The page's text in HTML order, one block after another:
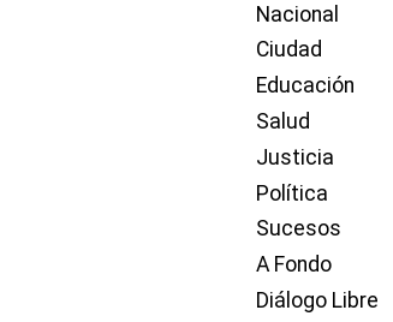
Nacional
Ciudad
Educación
Salud
Justicia
Política
Sucesos
A Fondo
Diálogo Libre